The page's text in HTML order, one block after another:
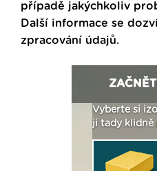
případě jakýchkoliv
Další informace se
zpracování údajů.
Vyberte si
ji tady klidně